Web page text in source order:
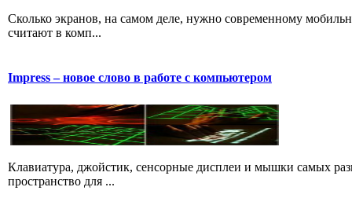
Сколько экранов, на самом деле, нужно современному
считают в комп...
Impress – новое слово в работе с компьютером
Клавиатура, джойстик, сенсорные дисплеи и мышки самых
пространство для ...